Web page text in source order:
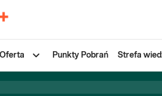
Oferta Punkty Pobrań Strefa